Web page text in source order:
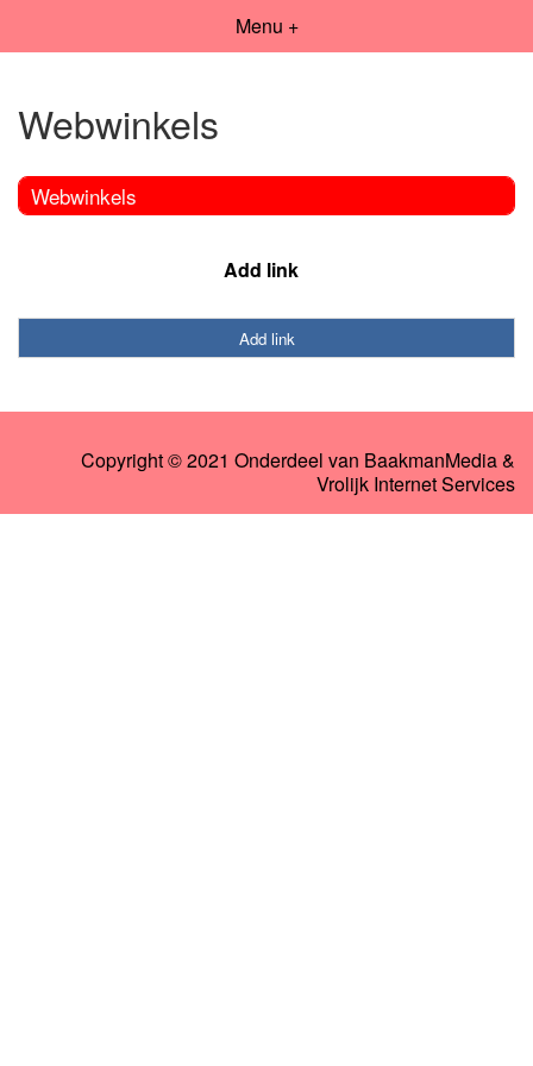
Menu +
Webwinkels
Webwinkels
Add link
Add link
Copyright © 2021 Onderdeel van BaakmanMedia&
Vrolijk Internet Services